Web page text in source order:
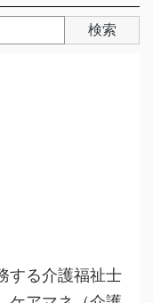
検索
する介護福祉士